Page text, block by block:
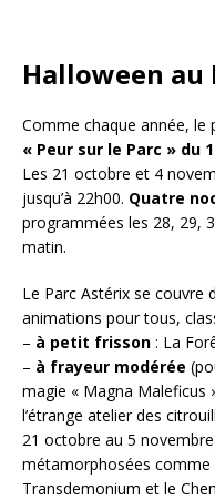
Halloween au
Comme chaque année, le
« Peur sur le Parc » du
Les 21 octobre et 4
jusqu’à 22h00. Quatre
programmées les 28, 29,
matin.
Le Parc Astérix se couvre
animations pour tous,
– à petit frisson : La
– à frayeur modérée
magie « Magna Maleficus
l’étrange atelier des
21 octobre au 5
métamorphosées comme
Transdemonium et le